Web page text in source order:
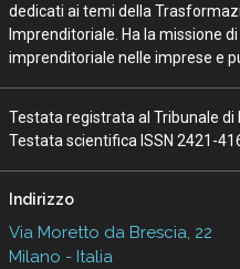
dedicati ai temi della
Imprenditoriale. Ha la missione
imprenditoriale nelle imprese e
Testata registrata al Tribunale
Testata scientifica ISSN 2421-
Indirizzo
Via Moretto da Brescia, 22
Milano - Italia